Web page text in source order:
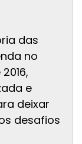
das
no
e
deixar
desafios